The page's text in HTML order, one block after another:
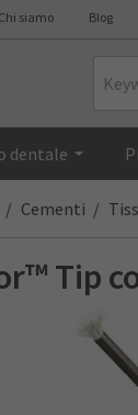
Chi siamo Blog
dentale
Cementi
Tip